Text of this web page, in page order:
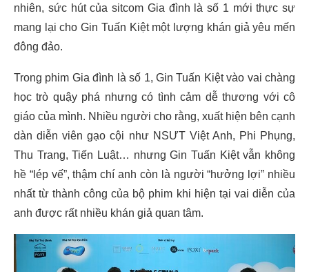
nhiên, sức hút của sitcom Gia đình là số 1 mới thực sự
mang lại cho Gin Tuấn Kiệt một lượng khán giả yêu mến
đông đảo.
Trong phim Gia đình là số 1, Gin Tuấn Kiệt vào vai chàng
học trò quậy phá nhưng có tình cảm dễ thương với cô
giáo của mình. Nhiều người cho rằng, xuất hiện bên cạnh
dàn diễn viên gạo cội như NSƯT Việt Anh, Phi Phụng,
Thu Trang, Tiến Luật… nhưng Gin Tuấn Kiệt vẫn không
hề “lép vế”, thậm chí anh còn là người “hưởng lợi” nhiều
nhất từ thành công của bộ phim khi hiện tại vai diễn của
anh được rất nhiều khán giả quan tâm.